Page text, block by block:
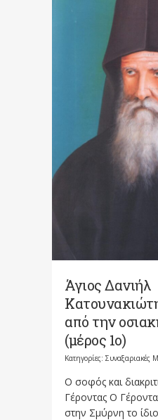
Άγιος Δανιήλ
από την
(μέρος 1ο)
Κατηγορίες: Συναξαριακές
Ο σοφός και
Γέροντας Ο
στην Σμύρνη το